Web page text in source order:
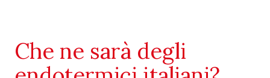
Che ne sarà degli